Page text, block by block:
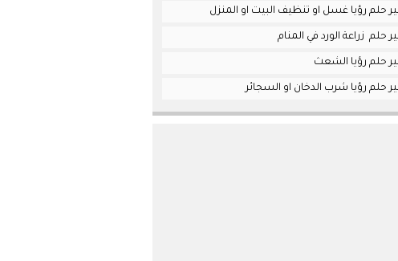
حلم رؤيا غسل او تنظيف البيت او المنزل
حلم زراعة الورد في المنام
حلم رؤيا الشعث
حلم رؤيا شرب الدخان او السجائر